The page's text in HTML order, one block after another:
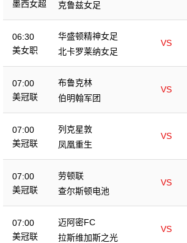
墨西女超
克鲁兹女足
06:30
美女职
华盛顿精神女足
VS
北卡罗莱纳女足
07:00
美冠联
布鲁克林
VS
伯明翰军团
07:00
美冠联
列克星敦
VS
凤凰重生
07:00
美冠联
劳顿联
VS
查尔斯顿电池
07:00
美冠联
迈阿密FC
VS
拉斯维加斯之光